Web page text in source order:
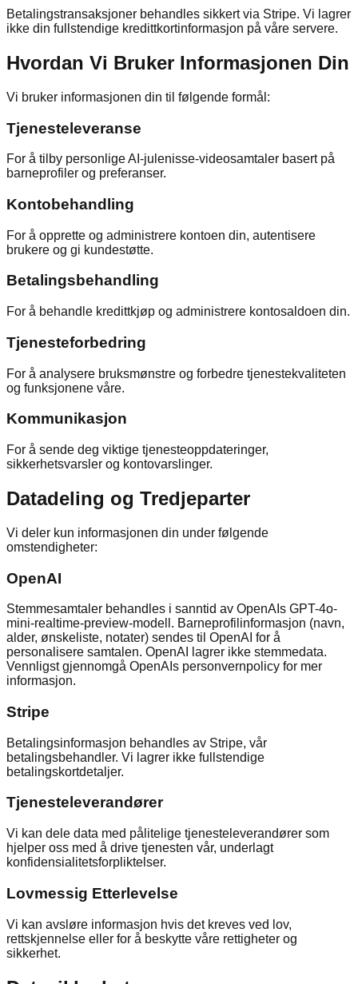
Betalingstransaksjoner behandles sikkert via Stripe. Vi lagrer
ikke din fullstendige kredittkortinformasjon på våre servere.
Hvordan Vi Bruker Informasjonen Din
Vi bruker informasjonen din til følgende formål:
Tjenesteleveranse
For å tilby personlige AI-julenisse-videosamtaler basert på
barneprofiler og preferanser.
Kontobehandling
For å opprette og administrere kontoen din, autentisere
brukere og gi kundestøtte.
Betalingsbehandling
For å behandle kredittkjøp og administrere kontosaldoen din.
Tjenesteforbedring
For å analysere bruksmønstre og forbedre tjenestekvaliteten
og funksjonene våre.
Kommunikasjon
For å sende deg viktige tjenesteoppdateringer,
sikkerhetsvarsler og kontovarslinger.
Datadeling og Tredjeparter
Vi deler kun informasjonen din under følgende
omstendigheter:
OpenAI
Stemmesamtaler behandles i sanntid av OpenAIs GPT-4o-
mini-realtime-preview-modell. Barneprofilinformasjon (navn,
alder, ønskeliste, notater) sendes til OpenAI for å
personalisere samtalen. OpenAI lagrer ikke stemmedata.
Vennligst gjennomgå OpenAIs personvernpolicy for mer
informasjon.
Stripe
Betalingsinformasjon behandles av Stripe, vår
betalingsbehandler. Vi lagrer ikke fullstendige
betalingskortdetaljer.
Tjenesteleverandører
Vi kan dele data med pålitelige tjenesteleverandører som
hjelper oss med å drive tjenesten vår, underlagt
konfidensialitetsforpliktelser.
Lovmessig Etterlevelse
Vi kan avsløre informasjon hvis det kreves ved lov,
rettskjennelse eller for å beskytte våre rettigheter og
sikkerhet.